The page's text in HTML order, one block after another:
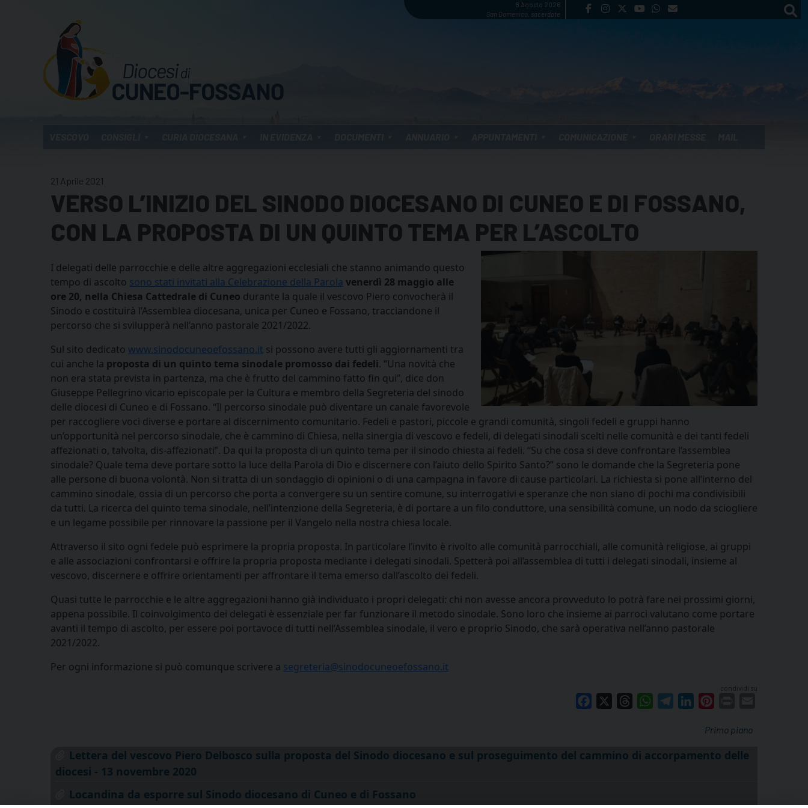
8 Agosto 2026
San Domenico, sacerdote
21 Aprile 2021
VERSO L’INIZIO DEL SINODO DIOCESANO DI CUNEO E DI FOSSANO,
CON LA PROPOSTA DI UN QUINTO TEMA PER L’ASCOLTO
I delegati delle parrocchie e delle altre aggregazioni ecclesiali che stanno animando questo
tempo di ascolto sono stati invitati alla Celebrazione della Parola venerdì 28 maggio alle
ore 20, nella Chiesa Cattedrale di Cuneo durante la quale il vescovo Piero convocherà il
Sinodo e costituirà l’Assemblea diocesana, unica per Cuneo e Fossano, tracciandone il
percorso che si svilupperà nell’anno pastorale 2021/2022.
Sul sito dedicato www.sinodocuneoefossano.it si possono avere tutti gli aggiornamenti tra
cui anche la proposta di un quinto tema sinodale promosso dai fedeli. “Una novità che
non era stata prevista in partenza, ma che è frutto del cammino fatto fin qui”, dice don
Giuseppe Pellegrino vicario episcopale per la Cultura e membro della Segreteria del sinodo
delle diocesi di Cuneo e di Fossano. “Il percorso sinodale può diventare un canale favorevole
per raccogliere voci diverse e portare al discernimento comunitario. Fedeli e pastori, piccole e grandi comunità, singoli fedeli e gruppi hanno
un’opportunità nel percorso sinodale, che è cammino di Chiesa, nella sinergia di vescovo e fedeli, di delegati sinodali scelti nelle comunità e dei tanti fedeli
affezionati o, talvolta, dis-affezionati”. Da qui la proposta di un quinto tema per il sinodo chiesta ai fedeli. “Su che cosa si deve confrontare l’assemblea
sinodale? Quale tema deve portare sotto la luce della Parola di Dio e discernere con l’aiuto dello Spirito Santo?” sono le domande che la Segreteria pone
alle persone di buona volontà. Non si tratta di un sondaggio di opinioni o di una campagna in favore di cause particolari. La richiesta si pone all’interno del
cammino sinodale, ossia di un percorso che porta a convergere su un sentire comune, su interrogativi e speranze che non siano di pochi ma condivisibili
da tutti. La ricerca del quinto tema sinodale, nell’intenzione della Segreteria, è di portare a un filo conduttore, una sensibilità comune, un nodo da sciogliere
e un legame possibile per rinnovare la passione per il Vangelo nella nostra chiesa locale.
Attraverso il sito ogni fedele può esprimere la propria proposta. In particolare l’invito è rivolto alle comunità parrocchiali, alle comunità religiose, ai gruppi
e alle associazioni confrontarsi e offrire la propria proposta mediante i delegati sinodali. Spetterà poi all’assemblea di tutti i delegati sinodali, insieme al
vescovo, discernere e offrire orientamenti per affrontare il tema emerso dall’ascolto dei fedeli.
Quasi tutte le parrocchie e le altre aggregazioni hanno già individuato i propri delegati: chi non avesse ancora provveduto lo potrà fare nei prossimi giorni,
appena possibile. Il coinvolgimento dei delegati è essenziale per far funzionare il metodo sinodale. Sono loro che insieme ai parroci valutano come portare
avanti il tempo di ascolto, per essere poi portavoce di tutti nell’Assemblea sinodale, il vero e proprio Sinodo, che sarà operativa nell’anno pastorale
2021/2022.
Per ogni informazione si può comunque scrivere a segreteria@sinodocuneoefossano.it
condividi su
Facebook ThreadsWhatsAppTelegramLinkedIn
Primo piano
Lettera del vescovo Piero Delbosco sulla proposta del Sinodo diocesano e sul proseguimento del cammino di accorpamento delle
diocesi - 13 novembre 2020
Locandina da esporre sul Sinodo diocesano di Cuneo e di Fossano